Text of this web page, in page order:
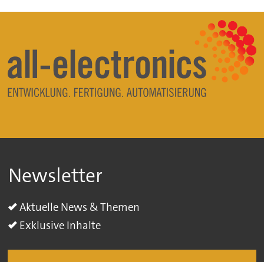
Newsletter
Aktuelle News & Themen
Exklusive Inhalte